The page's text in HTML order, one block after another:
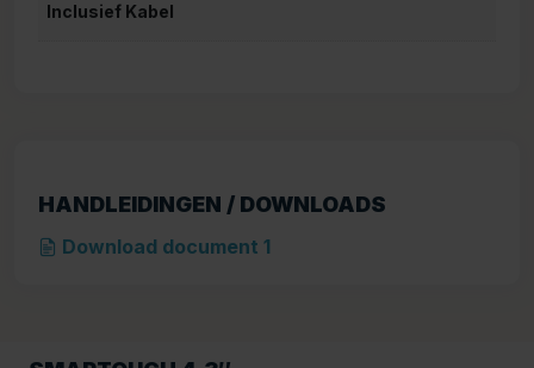
Inclusief Kabel
HANDLEIDINGEN / DOWNLOADS
Download document 1